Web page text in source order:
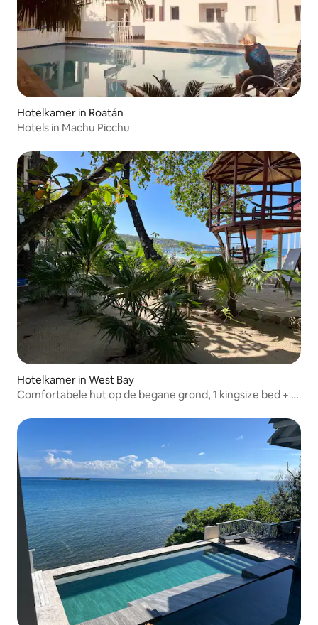
Hotelkamer in Roatán
Hotels in Machu Picchu
Hotelkamer in West Bay
Comfortabele hut op de begane grond, 1 kingsize bed + 1